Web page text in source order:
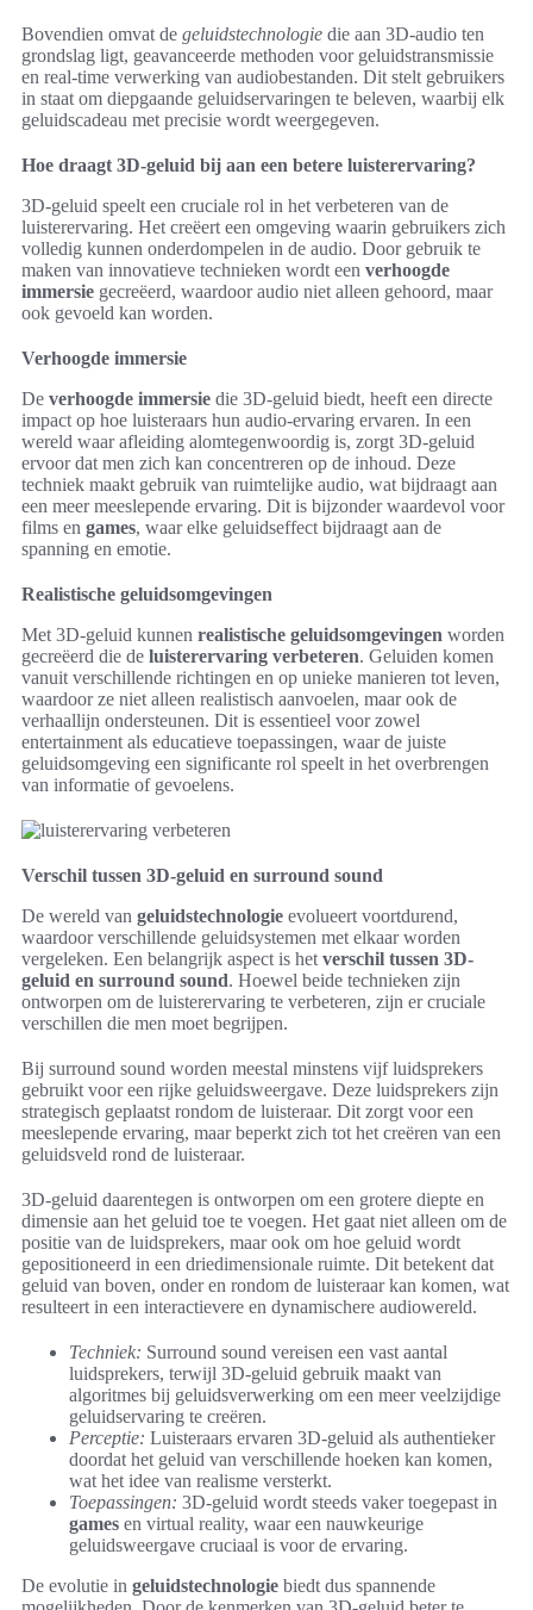
Bovendien omvat de geluidstechnologie die aan 3D-audio ten
grondslag ligt, geavanceerde methoden voor geluidstransmissie
en real-time verwerking van audiobestanden. Dit stelt gebruikers
in staat om diepgaande geluidservaringen te beleven, waarbij elk
geluidscadeau met precisie wordt weergegeven.
Hoe draagt 3D-geluid bij aan een betere luisterervaring?
3D-geluid speelt een cruciale rol in het verbeteren van de
luisterervaring. Het creëert een omgeving waarin gebruikers zich
volledig kunnen onderdompelen in de audio. Door gebruik te
maken van innovatieve technieken wordt een verhoogde
immersie gecreëerd, waardoor audio niet alleen gehoord, maar
ook gevoeld kan worden.
Verhoogde immersie
De verhoogde immersie die 3D-geluid biedt, heeft een directe
impact op hoe luisteraars hun audio-ervaring ervaren. In een
wereld waar afleiding alomtegenwoordig is, zorgt 3D-geluid
ervoor dat men zich kan concentreren op de inhoud. Deze
techniek maakt gebruik van ruimtelijke audio, wat bijdraagt aan
een meer meeslepende ervaring. Dit is bijzonder waardevol voor
films en games, waar elke geluidseffect bijdraagt aan de
spanning en emotie.
Realistische geluidsomgevingen
Met 3D-geluid kunnen realistische geluidsomgevingen worden
gecreëerd die de luisterervaring verbeteren. Geluiden komen
vanuit verschillende richtingen en op unieke manieren tot leven,
waardoor ze niet alleen realistisch aanvoelen, maar ook de
verhaallijn ondersteunen. Dit is essentieel voor zowel
entertainment als educatieve toepassingen, waar de juiste
geluidsomgeving een significante rol speelt in het overbrengen
van informatie of gevoelens.
Verschil tussen 3D-geluid en surround sound
De wereld van geluidstechnologie evolueert voortdurend,
waardoor verschillende geluidsystemen met elkaar worden
vergeleken. Een belangrijk aspect is het verschil tussen 3D-
geluid en surround sound. Hoewel beide technieken zijn
ontworpen om de luisterervaring te verbeteren, zijn er cruciale
verschillen die men moet begrijpen.
Bij surround sound worden meestal minstens vijf luidsprekers
gebruikt voor een rijke geluidsweergave. Deze luidsprekers zijn
strategisch geplaatst rondom de luisteraar. Dit zorgt voor een
meeslepende ervaring, maar beperkt zich tot het creëren van een
geluidsveld rond de luisteraar.
3D-geluid daarentegen is ontworpen om een grotere diepte en
dimensie aan het geluid toe te voegen. Het gaat niet alleen om de
positie van de luidsprekers, maar ook om hoe geluid wordt
gepositioneerd in een driedimensionale ruimte. Dit betekent dat
geluid van boven, onder en rondom de luisteraar kan komen, wat
resulteert in een interactievere en dynamischere audiowereld.
Techniek: Surround sound vereisen een vast aantal
luidsprekers, terwijl 3D-geluid gebruik maakt van
algoritmes bij geluidsverwerking om een meer veelzijdige
geluidservaring te creëren.
Perceptie: Luisteraars ervaren 3D-geluid als authentieker
doordat het geluid van verschillende hoeken kan komen,
wat het idee van realisme versterkt.
Toepassingen: 3D-geluid wordt steeds vaker toegepast in
games en virtual reality, waar een nauwkeurige
geluidsweergave cruciaal is voor de ervaring.
De evolutie in geluidstechnologie biedt dus spannende